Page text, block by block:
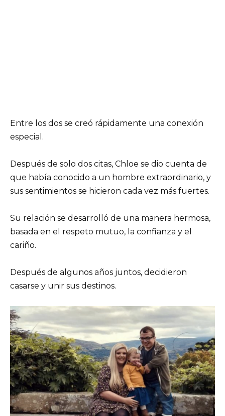
Entre los dos se creó rápidamente una conexión
especial.
Después de solo dos citas, Chloe se dio cuenta de
que había conocido a un hombre extraordinario, y
sus sentimientos se hicieron cada vez más fuertes.
Su relación se desarrolló de una manera hermosa,
basada en el respeto mutuo, la confianza y el
cariño.
Después de algunos años juntos, decidieron
casarse y unir sus destinos.